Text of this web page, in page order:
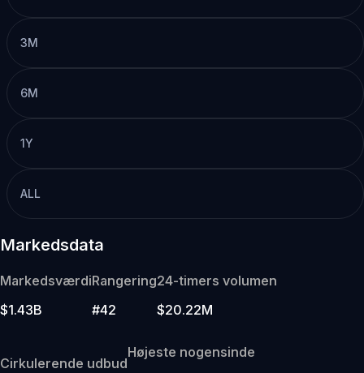
3M
6M
1Y
ALL
Markedsdata
Markedsværdi
$1.43B
Rangering
#42
24-timers volumen
$20.22M
Cirkulerende udbud
Højeste nogensinde